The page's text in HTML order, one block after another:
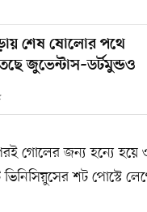
শেষ ষোলোর পথে
জুভেন্টাস–ডর্টমুন্ডও
গোলের জন্য হন্যে হয়ে
ভিনিসিয়ুসের শট পোস্টে